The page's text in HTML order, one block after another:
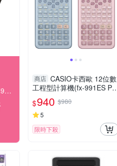
文具/辦公用品滿490享98折，滿890享95折
商店 CASIO卡西歐 12位數
工程型計算機(fx-991ES PL
US-2)-藍/藕粉
$940 $980
5
限時下殺